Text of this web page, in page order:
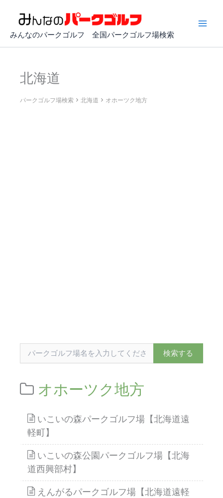
みんなのパークゴルフ 全国パークゴルフ場検索
北海道
パークゴルフ場検索 北海道 オホーツク地方
オホーツク地方
いこいの森パークゴルフ場【北海道遠
軽町】
いこいの森公園パークゴルフ場【北海
道西興部村】
えんがるパークゴルフ場【北海道遠軽